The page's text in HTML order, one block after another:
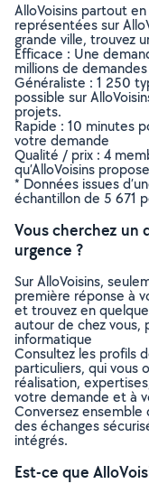
AlloVoisins partout
représentées sur
grande ville, trouvez
Efficace : Une
millions de
Généraliste : 1 250
possible sur
projets.
Rapide : 10 minutes
votre demande
Qualité / prix : 4
qu’AlloVoisins
* Données issues
échantillon de 5 671
Vous cherchez un
urgence ?
Sur AlloVoisins,
première réponse à
et trouvez en
autour de chez vous,
informatique
Consultez les profils
particuliers, qui vous
réalisation,
votre demande et à
Conversez ensemble
des échanges
intégrés.
Est-ce que